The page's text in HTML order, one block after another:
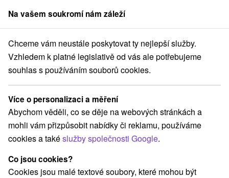
člen skupinySorger
Rodinné pobyty Stredné Slovensko Banskobystrický kraj
Rodinné pobyty Vyhne
Kategorie
Všechny kategorie
Pobyty v akci(2)
Wellness pobyty(2) Víkendové pobyty(3)
Romantické pobyty
Rodinné pobyty(2)
Na vašem soukromí nám záleží
Chceme vám neustále poskytovat ty nejlepší služby.
Vzhledem k platné legislativě od vás ale potřebujeme
souhlas s používáním souborů cookies.
Více o personalizaci a měření
Abychom věděli, co se děje na webových stránkách a
mohli vám přizpůsobit nabídky či reklamu, používáme
cookies a takéslužby společnosti Google.
Co jsou cookies?
Cookies jsou malé textové soubory, které mohou být